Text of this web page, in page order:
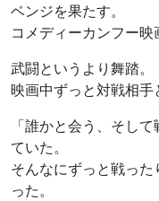
ベンジを果たす。
コメディーカンフー映
武闘というより舞踏。
映画中ずっと対戦相手
「誰かと会う、そし
ていた。
そんなにずっと戦っ
った。